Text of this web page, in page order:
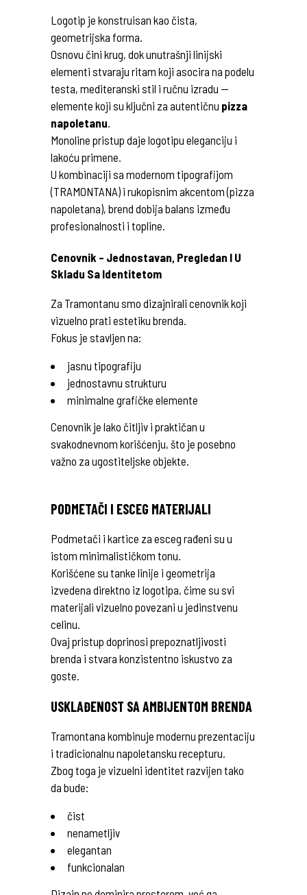
Logotip je konstruisan kao čista,
geometrijska forma.
Osnovu čini krug, dok unutrašnji linijski
elementi stvaraju ritam koji asocira na podelu
testa, mediteranski stil i ručnu izradu —
elemente koji su ključni za autentičnu pizza
napoletanu.
Monoline pristup daje logotipu eleganciju i
lakoću primene.
U kombinaciji sa modernom tipografijom
(TRAMONTANA) i rukopisnim akcentom (pizza
napoletana), brend dobija balans između
profesionalnosti i topline.
Cenovnik – Jednostavan, Pregledan I U
Skladu Sa Identitetom
Za Tramontanu smo dizajnirali cenovnik koji
vizuelno prati estetiku brenda.
Fokus je stavljen na:
jasnu tipografiju
jednostavnu strukturu
minimalne grafičke elemente
Cenovnik je lako čitljiv i praktičan u
svakodnevnom korišćenju, što je posebno
važno za ugostiteljske objekte.
PODMETAČI I ESCEG MATERIJALI
Podmetači i kartice za esceg rađeni su u
istom minimalističkom tonu.
Korišćene su tanke linije i geometrija
izvedena direktno iz logotipa, čime su svi
materijali vizuelno povezani u jedinstvenu
celinu.
Ovaj pristup doprinosi prepoznatljivosti
brenda i stvara konzistentno iskustvo za
goste.
USKLAĐENOST SA AMBIJENTOM BRENDA
Tramontana kombinuje modernu prezentaciju
i tradicionalnu napoletansku recepturu.
Zbog toga je vizuelni identitet razvijen tako
da bude:
čist
nenametljiv
elegantan
funkcionalan